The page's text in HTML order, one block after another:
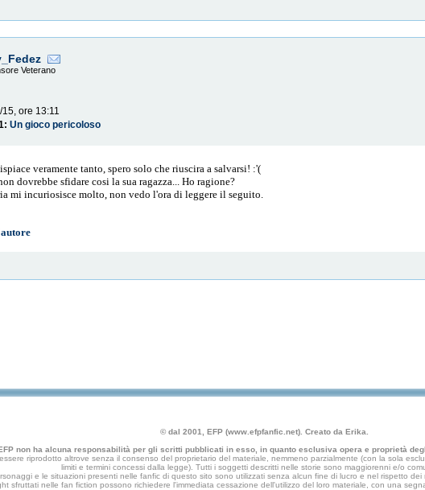
Veterano
ore 13:11
Un gioco pericoloso
veramente tanto, spero solo che riuscira a salvarsi! :'(
dovrebbe sfidare cosi la sua ragazza... Ho ragione?
mi incuriosisce molto, non vedo l'ora di leggere il seguito.
© dal 2001, EFP (www.efpfanfic.net). Creato da Erika.
EFP non ha alcuna responsabilità per gli scritti pubblicati in esso, in quanto esclusiva opera e proprietà
riprodotto altrove senza il consenso del proprietario del materiale, nemmeno parzialmente (con la sola
limiti e termini concessi dalla legge). Tutti i soggetti descritti nelle storie sono maggiorenni e/o
e le situazioni presenti nelle fanfic di questo sito sono utilizzati senza alcun fine di lucro e nel rispetto dei
sfruttati nelle fan fiction possono richiedere l'immediata cessazione dell'utilizzo del loro materiale, con una